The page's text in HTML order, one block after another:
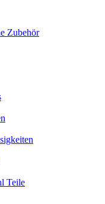
Zubehör
Teile